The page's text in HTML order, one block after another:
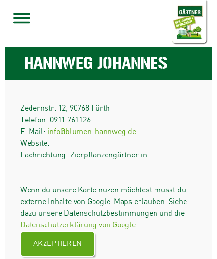
HANNWEG JOHANNES
Zedernstr. 12, 90768 Fürth
Telefon: 0911 761126
E-Mail: info@blumen-hannweg.de
Website:
Fachrichtung: Zierpflanzengärtner:in
Wenn du unsere Karte nuzen möchtest musst du
externe Inhalte von Google-Maps erlauben. Siehe
dazu unsere Datenschutzbestimmungen und die
Datenschutzerklärung von Google.
AKZEPTIEREN